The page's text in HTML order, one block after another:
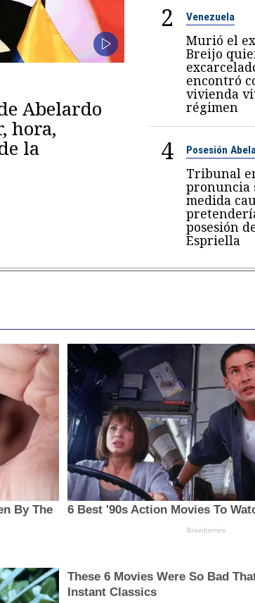
Abelardo
hora,
la
2 Venezuela
Murió el
Breijo
encontró
vivienda
régimen
4 Posesión
Tribunal
pronuncia
medida
posesión
Espriella